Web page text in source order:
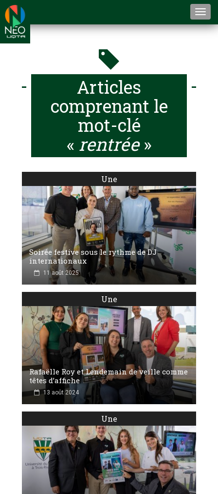
Articles
comprenant le
mot-clé
« rentrée»
Une
Soirée festive sous le rythme de DJ
internationaux
11 août 2025
Une
Rafaëlle Roy et Lendemain de veille comme
têtes d’affiche
13 août 2024
Une